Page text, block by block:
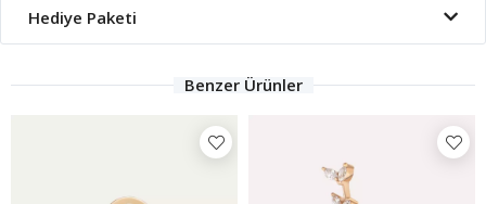
Hediye Paketi
Benzer Ürünler